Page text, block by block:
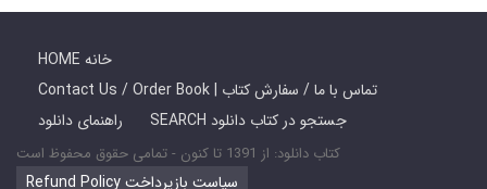
HOME خانه
Contact Us / Order Book | تماس با ما / سفارش کتاب
راهنمای دانلود
SEARCH جستجو در کتاب دانلود
کتاب دانلود: از 1391 تا کنون - تمامی حقوق محفوظ است
Refund Policy سیاست بازپرداخت